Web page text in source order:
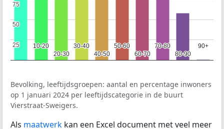
10-20
10-20
20-30
20-30
30-40
30-40
40-50
40-50
50-60
50-60
60-70
60-70
70-80
70-80
80-90
80-90
90+
90+
25
25
50
50
75
75
Bevolking, leeftijdsgroepen: aantal en percentage inwoners
op 1 januari 2024 per leeftijdscategorie in de buurt
Vierstraat-Sweigers.
Als maatwerk kan een Excel document met veel meer